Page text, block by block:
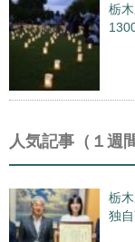
栃
人気記事（１週間
栃
独